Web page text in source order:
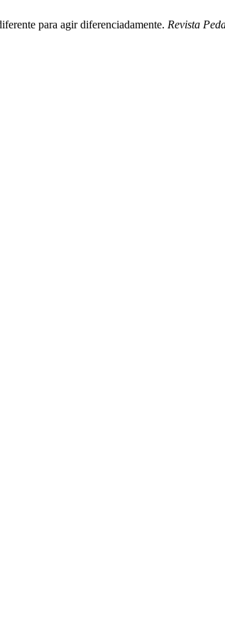
para agir diferenciadamente. Revista